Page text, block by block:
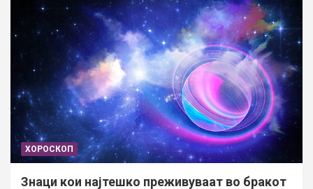
ХОРОСКОП
Знаци кои најтешко преживуваат во бракот